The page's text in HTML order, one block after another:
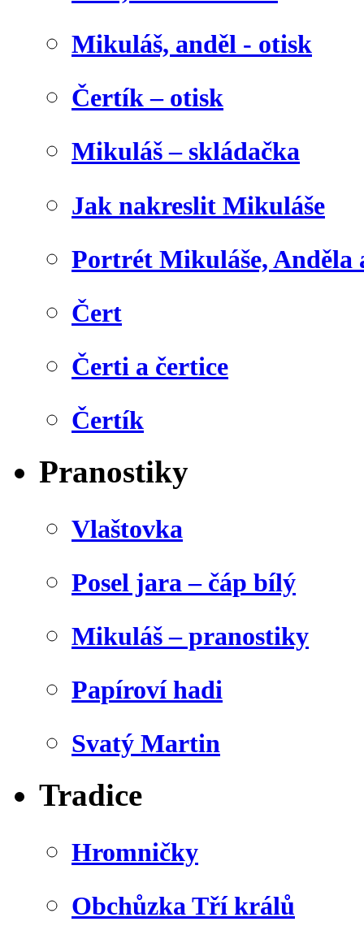
Mikuláš, anděl - otisk
Čertík – otisk
Mikuláš – skládačka
Jak nakreslit Mikuláše
Portrét Mikuláše, Anděla
Čert
Čerti a čertice
Čertík
Pranostiky
Vlaštovka
Posel jara – čáp bílý
Mikuláš – pranostiky
Papíroví hadi
Svatý Martin
Tradice
Hromničky
Obchůzka Tří králů